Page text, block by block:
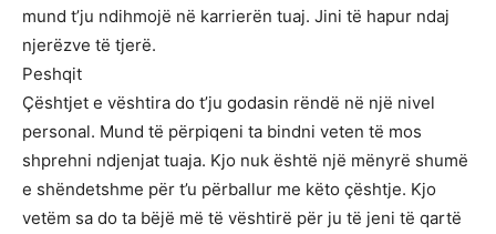
mund t’ju ndihmojë në karrierën tuaj. Jini të hapur ndaj
njerëzve të tjerë.
Peshqit
Çështjet e vështira do t’ju godasin rëndë në një nivel
personal. Mund të përpiqeni ta bindni veten të mos
shprehni ndjenjat tuaja. Kjo nuk është një mënyrë shumë
e shëndetshme për t’u përballur me këto çështje. Kjo
vetëm sa do ta bëjë më të vështirë për ju të jeni të qartë